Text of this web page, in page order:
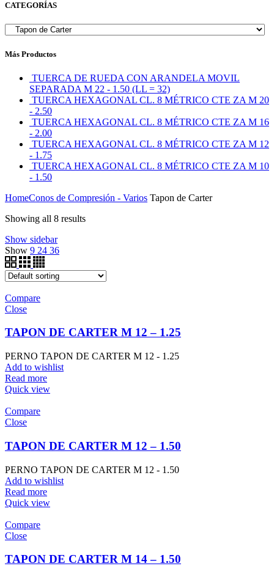
CATEGORÍAS
Más Productos
TUERCA DE RUEDA CON ARANDELA MOVIL
SEPARADA M 22 - 1.50 (LL = 32)
TUERCA HEXAGONAL CL. 8 MÉTRICO CTE ZA M 20
- 2.50
TUERCA HEXAGONAL CL. 8 MÉTRICO CTE ZA M 16
- 2.00
TUERCA HEXAGONAL CL. 8 MÉTRICO CTE ZA M 12
- 1.75
TUERCA HEXAGONAL CL. 8 MÉTRICO CTE ZA M 10
- 1.50
HomeConos de Compresión - Varios Tapon de Carter
Showing all 8 results
Show sidebar
Show 9 24 36
Compare
Close
TAPON DE CARTER M 12 – 1.25
PERNO TAPON DE CARTER M 12 - 1.25
Add to wishlist
Read more
Quick view
Compare
Close
TAPON DE CARTER M 12 – 1.50
PERNO TAPON DE CARTER M 12 - 1.50
Add to wishlist
Read more
Quick view
Compare
Close
TAPON DE CARTER M 14 – 1.50